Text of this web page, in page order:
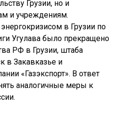
Грузии, но и
и учреждениям.
в Грузии по
Угулава было прекращено
РФ в Грузии, штаба
в Закавказье и
«Газэкспорт». В ответ
аналогичные меры к